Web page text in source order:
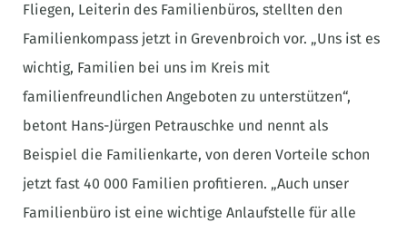
Fliegen, Leiterin des Familienbüros, stellten den
Familienkompass jetzt in Grevenbroich vor. „Uns ist es
wichtig, Familien bei uns im Kreis mit
familienfreundlichen Angeboten zu unterstützen“,
betont Hans-Jürgen Petrauschke und nennt als
Beispiel die Familienkarte, von deren Vorteile schon
jetzt fast 40 000 Familien profitieren. „Auch unser
Familienbüro ist eine wichtige Anlaufstelle für alle